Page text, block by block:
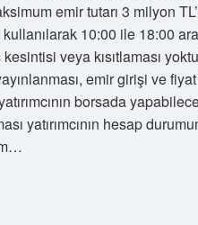
emir tutarı 3 milyon
10:00 ile 18:00
veya kısıtlaması
emir girişi ve
borsada
yatırımcının hesap